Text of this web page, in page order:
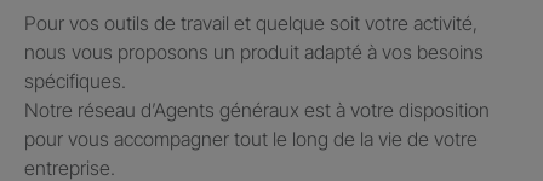
Pour vos outils de travail et quelque soit votre activité,
nous vous proposons un produit adapté à vos besoins
spécifiques.
Notre réseau d’Agents généraux est à votre disposition
pour vous accompagner tout le long de la vie de votre
entreprise.